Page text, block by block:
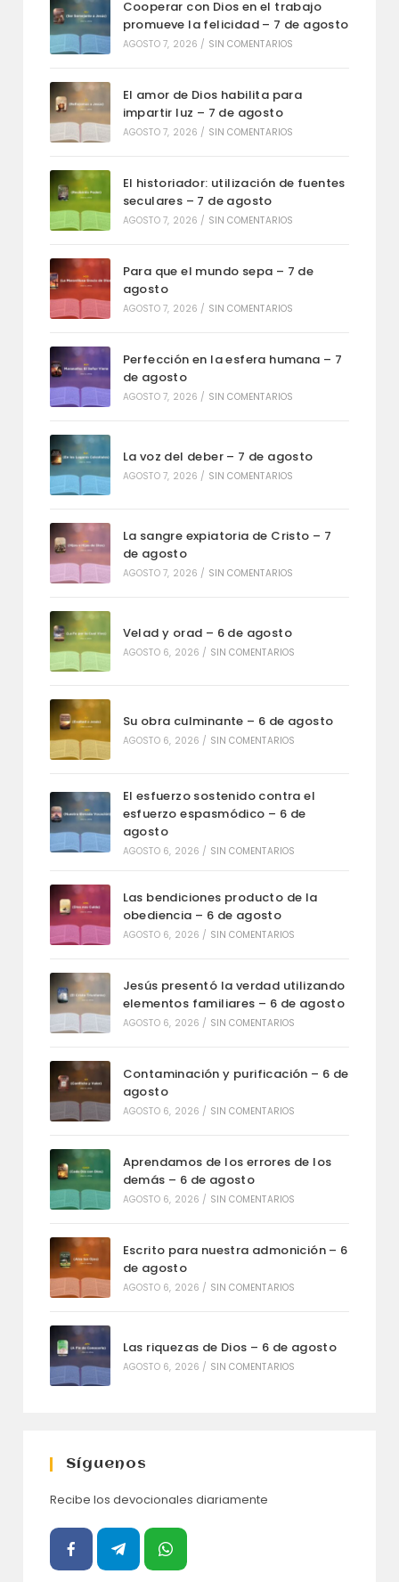
Cooperar con Dios en el trabajo
promueve la felicidad – 7 de agosto
AGOSTO 7, 2026 / SIN COMENTARIOS
El amor de Dios habilita para
impartir luz – 7 de agosto
AGOSTO 7, 2026 / SIN COMENTARIOS
El historiador: utilización de fuentes
seculares – 7 de agosto
AGOSTO 7, 2026 / SIN COMENTARIOS
Para que el mundo sepa – 7 de
agosto
AGOSTO 7, 2026 / SIN COMENTARIOS
Perfección en la esfera humana – 7
de agosto
AGOSTO 7, 2026 / SIN COMENTARIOS
La voz del deber – 7 de agosto
AGOSTO 7, 2026 / SIN COMENTARIOS
La sangre expiatoria de Cristo – 7
de agosto
AGOSTO 7, 2026 / SIN COMENTARIOS
Velad y orad – 6 de agosto
AGOSTO 6, 2026 / SIN COMENTARIOS
Su obra culminante – 6 de agosto
AGOSTO 6, 2026 / SIN COMENTARIOS
El esfuerzo sostenido contra el
esfuerzo espasmódico – 6 de
agosto
AGOSTO 6, 2026 / SIN COMENTARIOS
Las bendiciones producto de la
obediencia – 6 de agosto
AGOSTO 6, 2026 / SIN COMENTARIOS
Jesús presentó la verdad utilizando
elementos familiares – 6 de agosto
AGOSTO 6, 2026 / SIN COMENTARIOS
Contaminación y purificación – 6 de
agosto
AGOSTO 6, 2026 / SIN COMENTARIOS
Aprendamos de los errores de los
demás – 6 de agosto
AGOSTO 6, 2026 / SIN COMENTARIOS
Escrito para nuestra admonición – 6
de agosto
AGOSTO 6, 2026 / SIN COMENTARIOS
Las riquezas de Dios – 6 de agosto
AGOSTO 6, 2026 / SIN COMENTARIOS
Síguenos
Recibe los devocionales diariamente